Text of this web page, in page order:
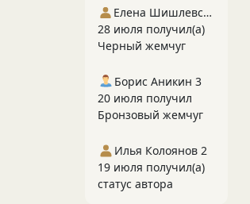
Елена Шишлевская
28 июля получил(а)
Черный жемчуг
Борис Аникин 3
20 июля получил
Бронзовый жемчуг
Илья Колоянов 2
19 июля получил(а)
статус автора